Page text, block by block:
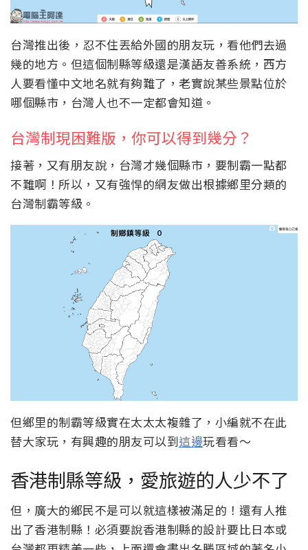
台灣推出後，忍不住丟給外國的朋友玩，看他們去過
幾的地方。但這個制縣等級還是漢語友善系統，西方
人要看懂中文地名就有夠難了，老實說某些景點位於
哪個縣市，台灣人也不一定都會知道。
台灣制現困難版，你可以得到幾分？
接著，又有朋友說，台灣才幾個縣市，要制霸一點都
不難啊！所以，又有強悍的網友做出根據鄉里分類的
台灣制霸等級。
但鄉里的制霸等級實在太太太複雜了，小編就不在此
替大家玩，有興趣的朋友可以到這邊玩看看～
香港制縣等級，愛旅遊的人少不了
但，廣大的鄉民不是可以就這樣被滿足的！還有人推
出了香港制縣！必須要說香港制縣的設計要比日本或